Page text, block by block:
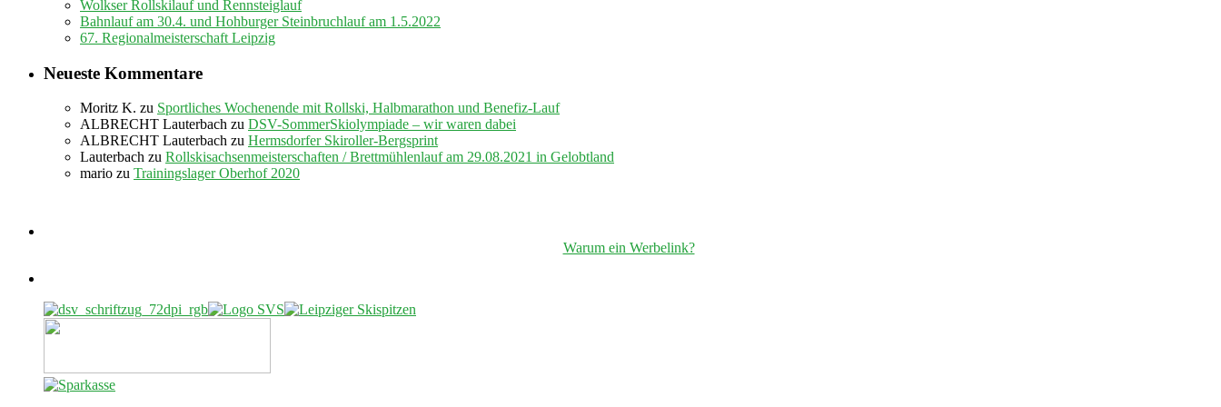
Wolkser Rollskilauf und Rennsteiglauf
Bahnlauf am 30.4. und Hohburger Steinbruchlauf am 1.5.2022
67. Regionalmeisterschaft Leipzig
Neueste Kommentare
Moritz K. zu Sportliches Wochenende mit Rollski, Halbmarathon und Benefiz-Lauf
ALBRECHT Lauterbach zu DSV-SommerSkiolympiade – wir waren dabei
ALBRECHT Lauterbach zu Hermsdorfer Skiroller-Bergsprint
Lauterbach zu Rollskisachsenmeisterschaften / Brettmühlenlauf am 29.08.2021 in Gelobtland
mario zu Trainingslager Oberhof 2020
Warum ein Werbelink?